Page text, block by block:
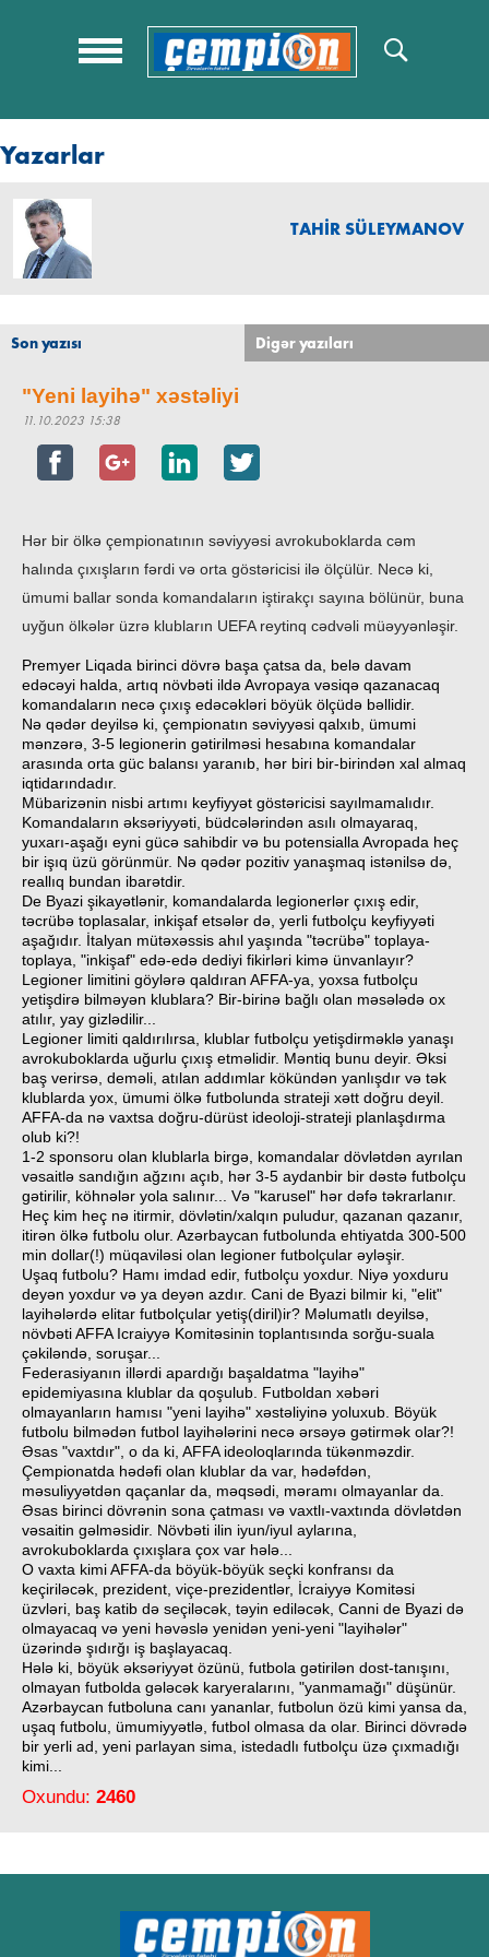
Yazarlar
TAHİR SÜLEYMANOV
Son yazısı Digər yazıları
"Yeni layihə" xəstəliyi
11.10.2023 15:38
Hər bir ölkə çempionatının səviyyəsi avrokuboklarda cəm
halında çıxışların fərdi və orta göstəricisi ilə ölçülür. Necə ki,
ümumi ballar sonda komandaların iştirakçı sayına bölünür, buna
uyğun ölkələr üzrə klubların UEFA reytinq cədvəli müəyyənləşir.
Premyer Liqada birinci dövrə başa çatsa da, belə davam
edəcəyi halda, artıq növbəti ildə Avropaya vəsiqə qazanacaq
komandaların necə çıxış edəcəkləri böyük ölçüdə bəllidir.
Nə qədər deyilsə ki, çempionatın səviyyəsi qalxıb, ümumi
mənzərə, 3-5 legionerin gətirilməsi hesabına komandalar
arasında orta güc balansı yaranıb, hər biri bir-birindən xal almaq
iqtidarındadır.
Mübarizənin nisbi artımı keyfiyyət göstəricisi sayılmamalıdır.
Komandaların əksəriyyəti, büdcələrindən asılı olmayaraq,
yuxarı-aşağı eyni gücə sahibdir və bu potensialla Avropada heç
bir işıq üzü görünmür. Nə qədər pozitiv yanaşmaq istənilsə də,
reallıq bundan ibarətdir.
De Byazi şikayətlənir, komandalarda legionerlər çıxış edir,
təcrübə toplasalar, inkişaf etsələr də, yerli futbolçu keyfiyyəti
aşağıdır. İtalyan mütəxəssis ahıl yaşında "təcrübə" toplaya-
toplaya, "inkişaf" edə-edə dediyi fikirləri kimə ünvanlayır?
Legioner limitini göylərə qaldıran AFFA-ya, yoxsa futbolçu
yetişdirə bilməyən klublara? Bir-birinə bağlı olan məsələdə ox
atılır, yay gizlədilir...
Legioner limiti qaldırılırsa, klublar futbolçu yetişdirməklə yanaşı
avrokuboklarda uğurlu çıxış etməlidir. Məntiq bunu deyir. Əksi
baş verirsə, deməli, atılan addımlar kökündən yanlışdır və tək
klublarda yox, ümumi ölkə futbolunda strateji xətt doğru deyil.
AFFA-da nə vaxtsa doğru-dürüst ideoloji-strateji planlaşdırma
olub ki?!
1-2 sponsoru olan klublarla birgə, komandalar dövlətdən ayrılan
vəsaitlə sandığın ağzını açıb, hər 3-5 aydanbir bir dəstə futbolçu
gətirilir, köhnələr yola salınır... Və "karusel" hər dəfə təkrarlanır.
Heç kim heç nə itirmir, dövlətin/xalqın puludur, qazanan qazanır,
itirən ölkə futbolu olur. Azərbaycan futbolunda ehtiyatda 300-500
min dollar(!) müqaviləsi olan legioner futbolçular əyləşir.
Uşaq futbolu? Hamı imdad edir, futbolçu yoxdur. Niyə yoxduru
deyən yoxdur və ya deyən azdır. Cani de Byazi bilmir ki, "elit"
layihələrdə elitar futbolçular yetiş(diril)ir? Məlumatlı deyilsə,
növbəti AFFA Icraiyyə Komitəsinin toplantısında sorğu-suala
çəkiləndə, soruşar...
Federasiyanın illərdi apardığı başaldatma "layihə"
epidemiyasına klublar da qoşulub. Futboldan xəbəri
olmayanların hamısı "yeni layihə" xəstəliyinə yoluxub. Böyük
futbolu bilmədən futbol layihələrini necə ərsəyə gətirmək olar?!
Əsas "vaxtdır", o da ki, AFFA ideoloqlarında tükənməzdir.
Çempionatda hədəfi olan klublar da var, hədəfdən,
məsuliyyətdən qaçanlar da, məqsədi, məramı olmayanlar da.
Əsas birinci dövrənin sona çatması və vaxtlı-vaxtında dövlətdən
vəsaitin gəlməsidir. Növbəti ilin iyun/iyul aylarına,
avrokuboklarda çıxışlara çox var hələ...
O vaxta kimi AFFA-da böyük-böyük seçki konfransı da
keçiriləcək, prezident, viçe-prezidentlər, İcraiyyə Komitəsi
üzvləri, baş katib də seçiləcək, təyin ediləcək, Canni de Byazi də
olmayacaq və yeni həvəslə yenidən yeni-yeni "layihələr"
üzərində şıdırğı iş başlayacaq.
Hələ ki, böyük əksəriyyət özünü, futbola gətirilən dost-tanışını,
olmayan futbolda gələcək karyeralarını, "yanmamağı" düşünür.
Azərbaycan futboluna canı yananlar, futbolun özü kimi yansa da,
uşaq futbolu, ümumiyyətlə, futbol olmasa da olar. Birinci dövrədə
bir yerli ad, yeni parlayan sima, istedadlı futbolçu üzə çıxmadığı
kimi...
Oxundu: 2460